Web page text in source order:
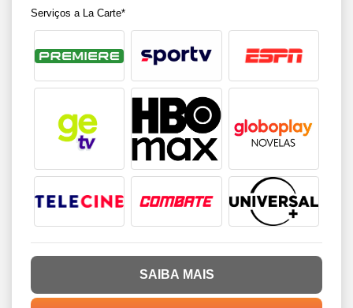
Serviços a La Carte*
SAIBA MAIS